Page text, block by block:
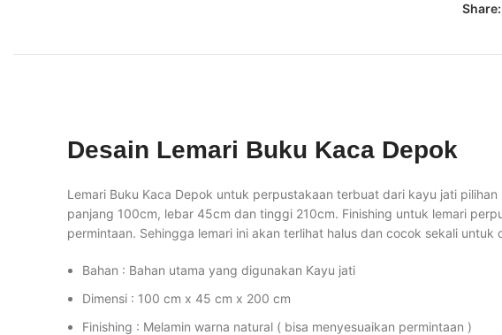
Share:
Desain Lemari Buku Kaca Depok
Lemari Buku Kaca Depok untuk perpustakaan terbuat dari kayu jati
panjang 100cm, lebar 45cm dan tinggi 210cm. Finishing untuk lemari
permintaan. Sehingga lemari ini akan terlihat halus dan cocok sekali
Bahan : Bahan utama yang digunakan Kayu jati
Dimensi : 100 cm x 45 cm x 200 cm
Finishing : Melamin warna natural ( bisa menyesuaikan permintaan )